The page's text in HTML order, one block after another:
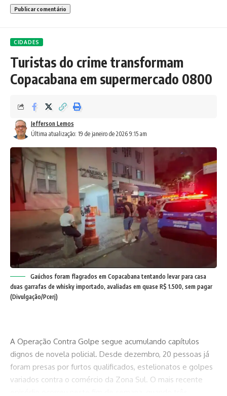
CIDADES
Turistas do crime transformam
Copacabana em supermercado 0800
Última atualização: 19 de janeiro de 2026 9:15 am
Jefferson Lemos
Gaúchos foram flagrados em Copacabana tentando levar para casa
duas garrafas de whisky importado, avaliadas em quase R$ 1.500, sem pagar
(Divulgação/Pcerj)
A Operação Contra Golpe segue acumulando capítulos
dignos de novela policial. Desde dezembro, 20 pessoas já
foram presas por furtos qualificados, estelionatos e golpes
variados contra o comércio da Zona Sul. O mais recente